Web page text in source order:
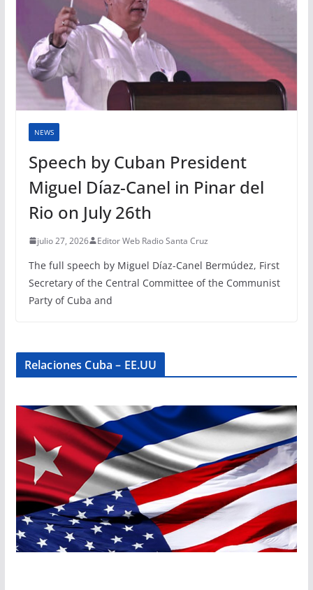
NEWS
Speech by Cuban President
Miguel Díaz-Canel in Pinar del
Rio on July 26th
julio 27, 2026 Editor Web Radio Santa Cruz
The full speech by Miguel Díaz-Canel Bermúdez, First
Secretary of the Central Committee of the Communist
Party of Cuba and
Relaciones Cuba – EE.UU